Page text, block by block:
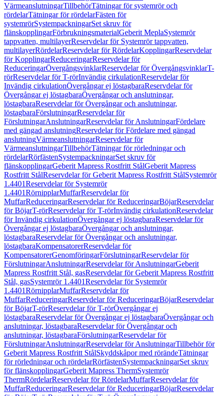
VärmeanslutningarTillbehörTätningar för systemrör och
rördelarTätningar för rördelarFästen för
systemrörSystempackningarSet skruv för
flänskopplingarFörbrukningsmaterialGeberit MeplaSystemrör
tappvatten, multilayerReservdelar för Systemrör tappvatten,
multilayerRördelarReservdelar för RördelarKopplingarReservdelar
för KopplingarReduceringarReservdelar för
ReduceringarÖvergångsvinklarReservdelar för ÖvergångsvinklarT-
rörReservdelar för T-rörInvändig cirkulationReservdelar för
Invändig cirkulationÖvergångar ej löstagbaraReservdelar för
Övergångar ej löstagbaraÖvergångar och anslutningar,
löstagbaraReservdelar för Övergångar och anslutningar,
löstagbaraFörslutningarReservdelar för
FörslutningarAnslutningarReservdelar för AnslutningarFördelare
med gängad anslutningReservdelar för Fördelare med gängad
anslutningVärmeanslutningarReservdelar för
VärmeanslutningarTillbehörTätningar för rörledningar och
rördelarRörfästenSystempackningarSet skruv för
flänskopplingarGeberit Mapress Rostfritt StålGeberit Mapress
Rostfritt StålReservdelar för Geberit Mapress Rostfritt StålSystemrör
1.4401Reservdelar för Systemrör
1.4401RörnipplarMuffarReservdelar för
MuffarReduceringarReservdelar för ReduceringarBöjarReservdelar
för BöjarT-rörReservdelar för T-rörInvändig cirkulationReservdelar
för Invändig cirkulationÖvergångar ej löstagbaraReservdelar för
Övergångar ej löstagbaraÖvergångar och anslutningar,
löstagbaraReservdelar för Övergångar och anslutningar,
löstagbaraKompensatorerReservdelar för
KompensatorerGenomföringarFörslutningarReservdelar för
FörslutningarAnslutningarReservdelar för AnslutningarGeberit
Mapress Rostfritt Stål, gasReservdelar för Geberit Mapress Rostfritt
Stål, gasSystemrör 1.4401Reservdelar för Systemrör
1.4401RörnipplarMuffarReservdelar för
MuffarReduceringarReservdelar för ReduceringarBöjarReservdelar
för BöjarT-rörReservdelar för T-rörÖvergångar ej
löstagbaraReservdelar för Övergångar ej löstagbaraÖvergångar och
anslutningar, löstagbaraReservdelar för Övergångar och
anslutningar, löstagbaraFörslutningarReservdelar för
FörslutningarAnslutningarReservdelar för AnslutningarTillbehör för
Geberit Mapress Rostfritt StålSkyddskåpor med rörändeTätningar
för rörledningar och rördelarRörfästenSystempackningarSet skruv
för flänskopplingarGeberit Mapress ThermSystemrör
ThermRördelarReservdelar för RördelarMuffarReservdelar för
MuffarReduceringarReservdelar för ReduceringarBöjarReservdelar